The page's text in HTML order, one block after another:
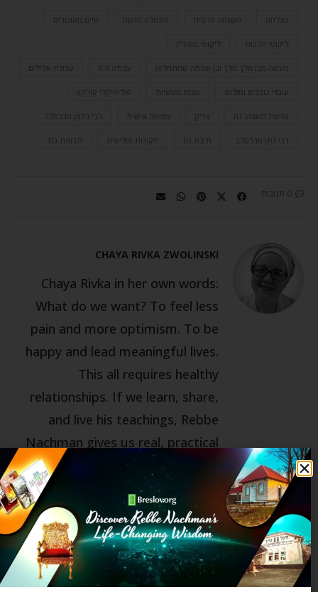
הצלחה השגחה פרטית התחלה חדשה חיים מאושרים
ליקוטי הלכות ליקוטי מוהר"ן
מעשה מבן מלך מלך ובן שפחה שהתחלפו עבודת אלילים
עובדי כוכבים ומזלות עצות מעשיות פוליטיקלי קורקט
פרשת השבוע נח צדיק צמיחה אישית רבי נחמן מברסלב
רבי נתן מברסלב תיבת נח תקינות פוליטית תרופת נגד
0 תגובות
CHAYA RIVKA ZWOLINSKI
Chaya Rivka in her own words:
What do we want? To feel less
pain and more optimism. To be
happy and lead meaningful lives.
This all requires healthy
relationships. If we learn, share,
and live his teachings, Rebbe
Nachman gives us real, practical
tools to improve all our
relationships—with Hashem, with
ourselves, and with each other.
Chaya Rivka Zwolinski
“discovered” Rebbe Nachman
decades ago and credits his